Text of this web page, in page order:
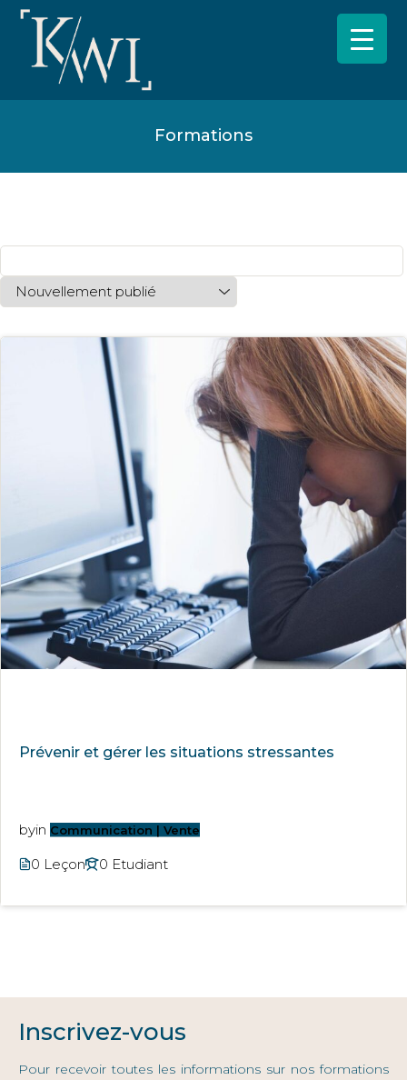
Formations
Prévenir et gérer les situations stressantes
byin Communication | Vente
0 Leçon 0 Etudiant
Inscrivez-vous
Pour recevoir toutes les informations sur nos formations